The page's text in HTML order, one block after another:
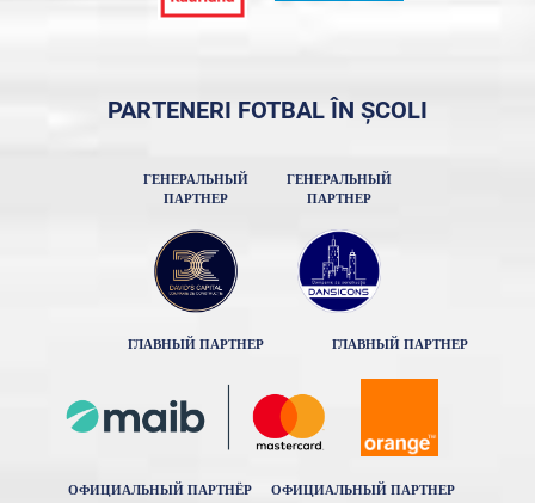
PARTENERI FOTBAL ÎN ȘCOLI
ГЕНЕРАЛЬНЫЙ
ПАРТНЕР
ГЕНЕРАЛЬНЫЙ
ПАРТНЕР
ГЛАВНЫЙ ПАРТНЕР ГЛАВНЫЙ ПАРТНЕР
ОФИЦИАЛЬНЫЙ ПАРТНЁР ОФИЦИАЛЬНЫЙ ПАРТНЕР